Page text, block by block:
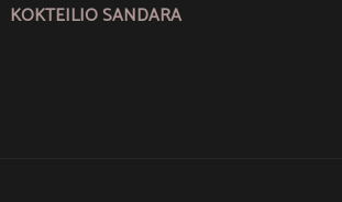
KOKTEILIO SANDARA